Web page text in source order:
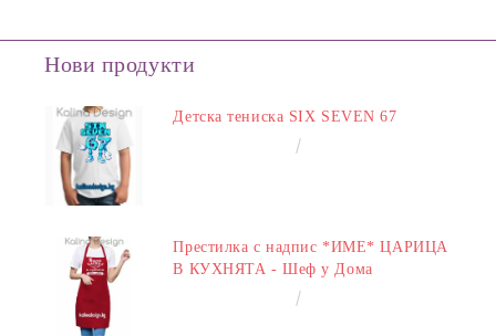
Нови продукти
Детска тениска SIX SEVEN 67
Престилка с надпис *ИМЕ* ЦАРИЦА
В КУХНЯТА - Шеф у Дома